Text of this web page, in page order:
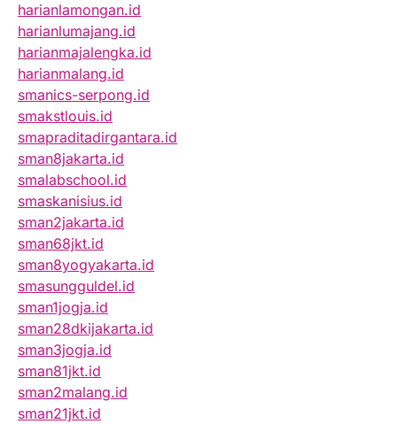
harianlamongan.id
harianlumajang.id
harianmajalengka.id
harianmalang.id
smanics-serpong.id
smakstlouis.id
smapraditadirgantara.id
sman8jakarta.id
smalabschool.id
smaskanisius.id
sman2jakarta.id
sman68jkt.id
sman8yogyakarta.id
smasungguldel.id
sman1jogja.id
sman28dkijakarta.id
sman3jogja.id
sman81jkt.id
sman2malang.id
sman21jkt.id